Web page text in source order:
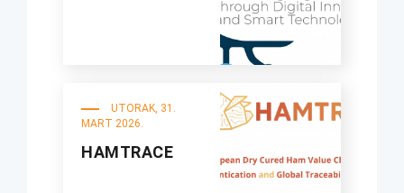
UTORAK, 31.
MART 2026.
HAMTRACE